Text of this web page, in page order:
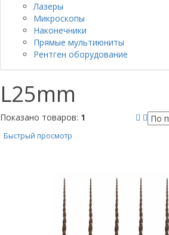
Лазеры
Микроскопы
Наконечники
Прямые мультиюниты
Рентген оборудование
L25mm
Показано товаров: 1
Быстрый просмотр